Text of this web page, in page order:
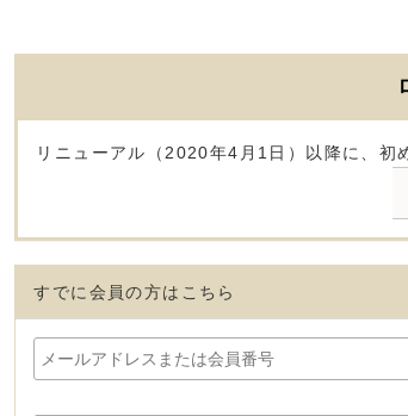
リニューアル（2020年4月1日）以降に、初
すでに会員の方はこちら